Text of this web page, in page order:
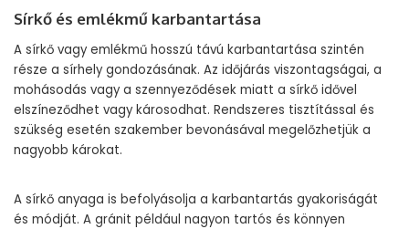
Sírkő és emlékmű karbantartása
A sírkő vagy emlékmű hosszú távú karbantartása szintén
része a sírhely gondozásának. Az időjárás viszontagságai, a
mohásodás vagy a szennyeződések miatt a sírkő idővel
elszíneződhet vagy károsodhat. Rendszeres tisztítással és
szükség esetén szakember bevonásával megelőzhetjük a
nagyobb károkat.
A sírkő anyaga is befolyásolja a karbantartás gyakoriságát
és módját. A gránit például nagyon tartós és könnyen